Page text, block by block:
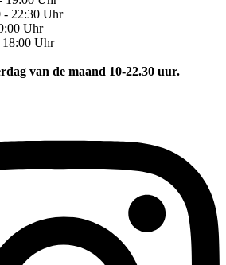
- 22:30 Uhr
Uhr
18:00 Uhr
van de maand 10-22.30 uur.